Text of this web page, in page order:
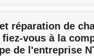
réparation de
vous à la
de l'entreprise